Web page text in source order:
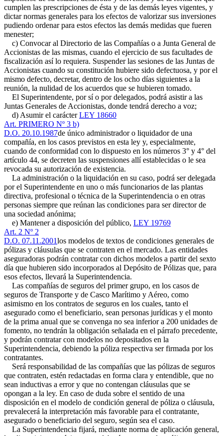
cumplen las prescripciones de ésta y de las demás leyes vigentes, y
dictar normas generales para los efectos de valorizar sus inversiones
pudiendo ordenar para estos efectos las demás medidas que fueren
menester;
c) Convocar al Directorio de las Compañías o a Junta General de
Accionistas de las mismas, cuando el ejercicio de sus facultades de
fiscalización así lo requiera. Suspender las sesiones de las Juntas de
Accionistas cuando su constitución hubiere sido defectuosa, y por el
mismo defecto, decretar, dentro de los ocho días siguientes a la
reunión, la nulidad de los acuerdos que se hubieren tomado.
El Superintendente, por sí o por delegados, podrá asistir a las
Juntas Generales de Accionistas, donde tendrá derecho a voz;
d) Asumir el carácterLEY 18660
Art. PRIMERO Nº 3 b)
D.O. 20.10.1987de único administrador o liquidador de una
compañía, en los casos previstos en esta ley y, especialmente,
cuando de conformidad con lo dispuesto en los números 3° y 4° del
artículo 44, se decreten las suspensiones allí establecidas o le sea
revocada su autorización de existencia.
La administración o la liquidación en su caso, podrá ser delegada
por el Superintendente en uno o más funcionarios de las plantas
directiva, profesional o técnica de la Superintendencia o en otras
personas siempre que reúnan las condiciones para ser director de
una sociedad anónima;
e) Mantener a disposición del público, LEY 19769
Art. 2 Nº 2
D.O. 07.11.2001los modelos de textos de condiciones generales de
pólizas y cláusulas que se contraten en el mercado. Las entidades
aseguradoras podrán contratar con dichos modelos a partir del sexto
día que hubieren sido incorporados al Depósito de Pólizas que, para
esos efectos, llevará la Superintendencia.
Las compañías de seguros del primer grupo, en los casos de
seguros de Transporte y de Casco Marítimo y Aéreo, como
asimismo en los contratos de seguros en los cuales, tanto el
asegurado como el beneficiario, sean personas jurídicas y el monto
de la prima anual que se convenga no sea inferior a 200 unidades de
fomento, no tendrán la obligación señalada en el párrafo precedente,
y podrán contratar con modelos no depositados en la
Superintendencia, debiendo la póliza respectiva ser firmada por los
contratantes.
Será responsabilidad de las compañías que las pólizas de seguros
que contraten, estén redactadas en forma clara y entendible, que no
sean inductivas a error y que no contengan cláusulas que se
opongan a la ley. En caso de duda sobre el sentido de una
disposición en el modelo de condición general de póliza o cláusula,
prevalecerá la interpretación más favorable para el contratante,
asegurado o beneficiario del seguro, según sea el caso.
La Superintendencia fijará, mediante norma de aplicación general,